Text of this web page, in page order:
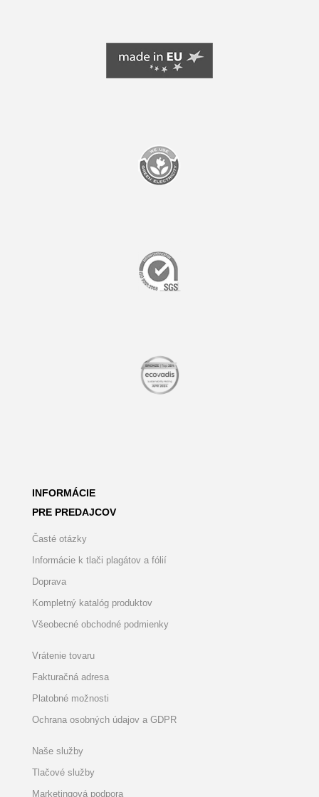
INFORMÁCIE
PRE PREDAJCOV
Časté otázky
Informácie k tlači plagátov a fólií
Doprava
Kompletný katalóg produktov
Všeobecné obchodné podmienky
Vrátenie tovaru
Fakturačná adresa
Platobné možnosti
Ochrana osobných údajov a GDPR
Naše služby
Tlačové služby
Marketingová podpora